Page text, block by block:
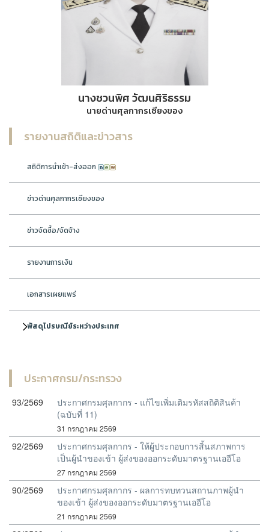
นางชวนพิศ วัฒนศิริธรรม
นายด่านศุลกากรเชียงของ
รายงานสถิติและข่าวสาร
สถิติการนำเข้า-ส่งออก
ข่าวด่านศุลกากรเชียงของ
ข่าวจัดซื้อ/จัดจ้าง
รายงานการเงิน
เอกสารเผยแพร่
พัสดุไปรษณีย์ระหว่างประเทศ
ประกาศกรม/กระทรวง
93/2569
ประกาศกรมศุลกากร - แก้ไขเพิ่มเติมรหัสสถิติสินค้า
(ฉบับที่ 11)
31 กรกฎาคม 2569
92/2569
ประกาศกรมศุลกากร - ให้ผู้ประกอบการสิ้นสภาพการ
เป็นผู้นำของเข้า ผู้ส่งของออกระดับมาตรฐานเออีโอ
27 กรกฎาคม 2569
90/2569
ประกาศกรมศุลกากร - ผลการทบทวนสถานภาพผู้นำ
ของเข้า ผู้ส่งของออกระดับมาตรฐานเออีโอ
21 กรกฎาคม 2569